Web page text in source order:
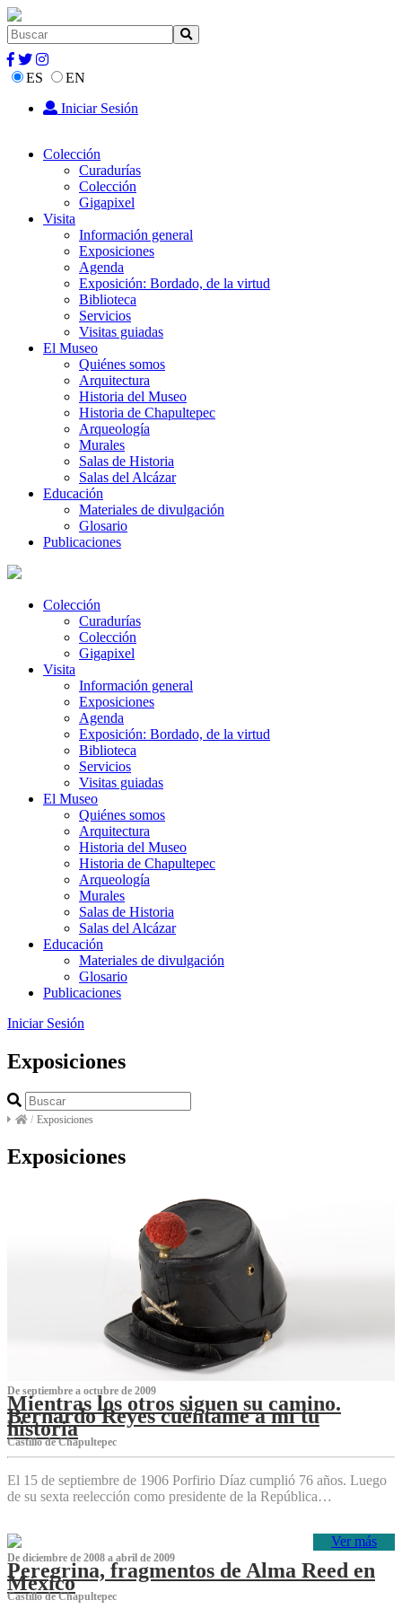
ES
EN
Iniciar Sesión
Colección
Curadurías
Colección
Gigapixel
Visita
Información general
Exposiciones
Agenda
Exposición: Bordado, de la virtud
Biblioteca
Servicios
Visitas guiadas
El Museo
Quiénes somos
Arquitectura
Historia del Museo
Historia de Chapultepec
Arqueología
Murales
Salas de Historia
Salas del Alcázar
Educación
Materiales de divulgación
Glosario
Publicaciones
Colección
Curadurías
Colección
Gigapixel
Visita
Información general
Exposiciones
Agenda
Exposición: Bordado, de la virtud
Biblioteca
Servicios
Visitas guiadas
El Museo
Quiénes somos
Arquitectura
Historia del Museo
Historia de Chapultepec
Arqueología
Murales
Salas de Historia
Salas del Alcázar
Educación
Materiales de divulgación
Glosario
Publicaciones
Iniciar Sesión
Exposiciones
/ Exposiciones
Exposiciones
De septiembre a octubre de 2009
Mientras los otros siguen su camino.
Bernardo Reyes cuéntame a mí tu
historia
Castillo de Chapultepec
El 15 de septiembre de 1906 Porfirio Díaz cumplió 76 años. Luego
de su sexta reelección como presidente de la República…
Ver más
De diciembre de 2008 a abril de 2009
Peregrina, fragmentos de Alma Reed en
México
Castillo de Chapultepec